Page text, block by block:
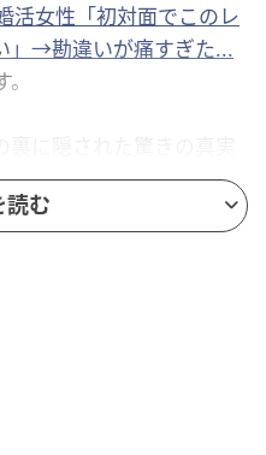
活女性「初対面でこのレ
」→勘違いが痛すぎた...
略的保留」について詳し
読む